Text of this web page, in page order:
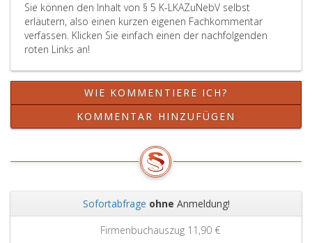
Sie können den Inhalt von § 5 K-LKAZuNebV selbst
erläutern, also einen kurzen eigenen Fachkommentar
verfassen. Klicken Sie einfach einen der nachfolgenden
roten Links an!
WIE KOMMENTIERE ICH?
KOMMENTAR HINZUFÜGEN
Sofortabfrage ohne Anmeldung!
Firmenbuchauszug11,90 €